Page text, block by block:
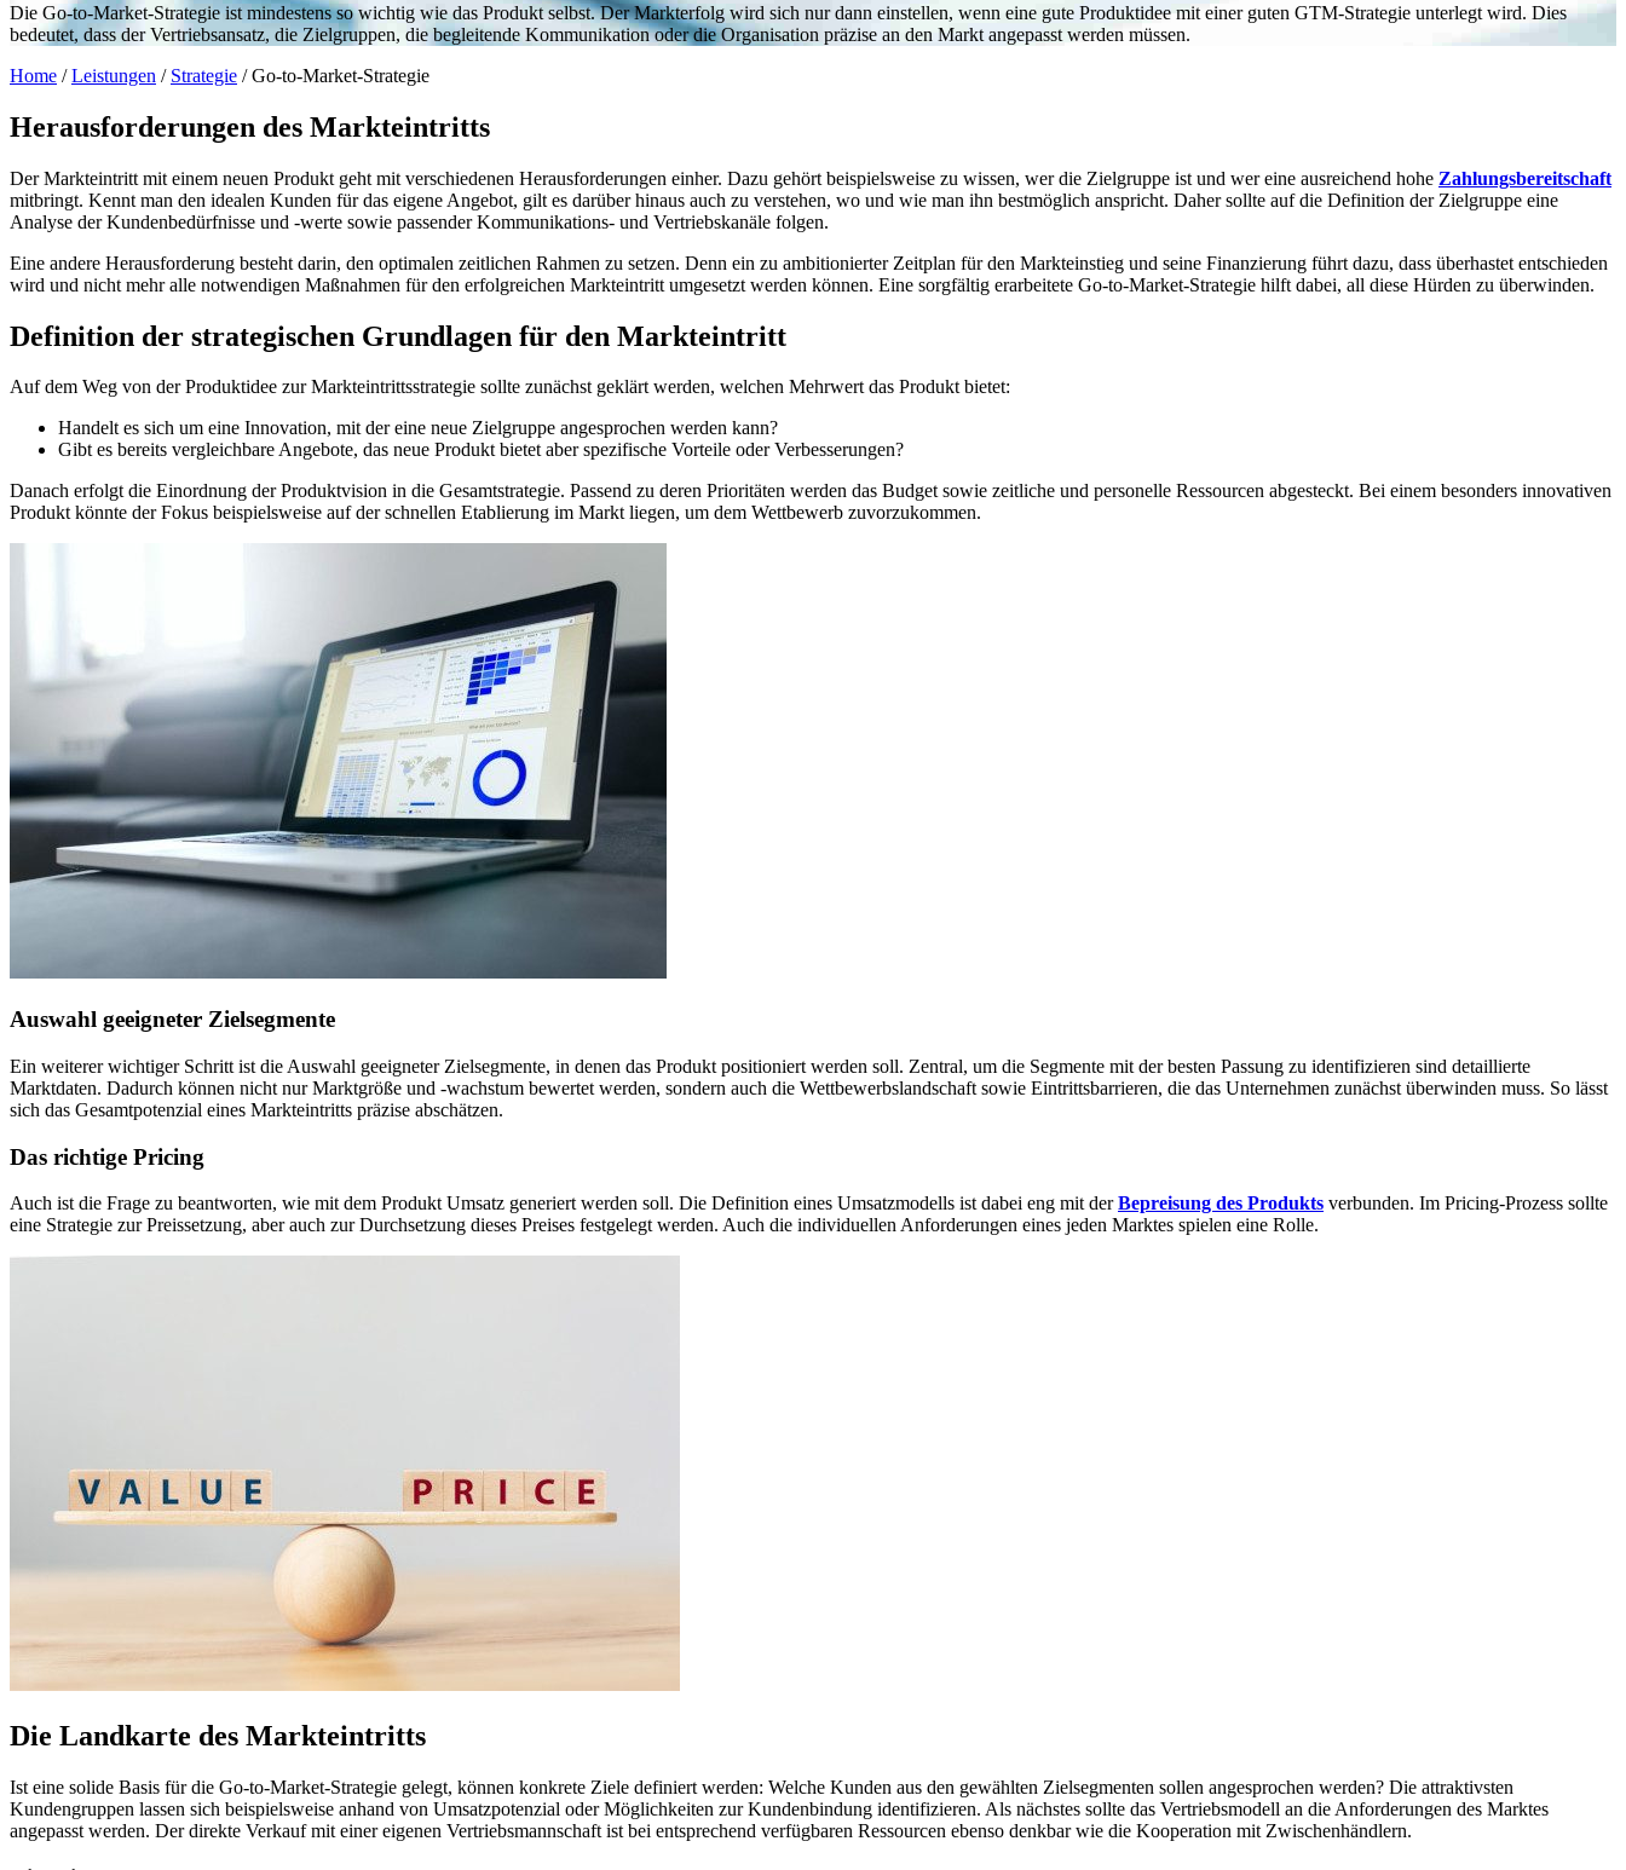
Die Go-to-Market-Strategie ist mindestens so wichtig wie das Produkt selbst. Der Markterfolg wird sich nur dann einstellen, wenn eine gute Produktidee mit einer guten GTM-Strategie unterlegt wird. Dies
bedeutet, dass der Vertriebsansatz, die Zielgruppen, die begleitende Kommunikation oder die Organisation präzise an den Markt angepasst werden müssen.
Home /Leistungen / Strategie /Go-to-Market-Strategie
Herausforderungen des Markteintritts
Der Markteintritt mit einem neuen Produkt geht mit verschiedenen Herausforderungen einher. Dazu gehört beispielsweise zu wissen, wer die Zielgruppe ist und wer eine ausreichend hohe Zahlungsbereitschaft
mitbringt. Kennt man den idealen Kunden für das eigene Angebot, gilt es darüber hinaus auch zu verstehen, wo und wie man ihn bestmöglich anspricht. Daher sollte auf die Definition der Zielgruppe eine
Analyse der Kundenbedürfnisse und -werte sowie passender Kommunikations- und Vertriebskanäle folgen.
Eine andere Herausforderung besteht darin, den optimalen zeitlichen Rahmen zu setzen. Denn ein zu ambitionierter Zeitplan für den Markteinstieg und seine Finanzierung führt dazu, dass überhastet entschieden
wird und nicht mehr alle notwendigen Maßnahmen für den erfolgreichen Markteintritt umgesetzt werden können. Eine sorgfältig erarbeitete Go-to-Market-Strategie hilft dabei, all diese Hürden zu überwinden.
Definition der strategischen Grundlagen für den Markteintritt
Auf dem Weg von der Produktidee zur Markteintrittsstrategie sollte zunächst geklärt werden, welchen Mehrwert das Produkt bietet:
Handelt es sich um eine Innovation, mit der eine neue Zielgruppe angesprochen werden kann?
Gibt es bereits vergleichbare Angebote, das neue Produkt bietet aber spezifische Vorteile oder Verbesserungen?
Danach erfolgt die Einordnung der Produktvision in die Gesamtstrategie. Passend zu deren Prioritäten werden das Budget sowie zeitliche und personelle Ressourcen abgesteckt. Bei einem besonders innovativen
Produkt könnte der Fokus beispielsweise auf der schnellen Etablierung im Markt liegen, um dem Wettbewerb zuvorzukommen.
Auswahl geeigneter Zielsegmente
Ein weiterer wichtiger Schritt ist die Auswahl geeigneter Zielsegmente, in denen das Produkt positioniert werden soll. Zentral, um die Segmente mit der besten Passung zu identifizieren sind detaillierte
Marktdaten. Dadurch können nicht nur Marktgröße und ‑wachstum bewertet werden, sondern auch die Wettbewerbslandschaft sowie Eintrittsbarrieren, die das Unternehmen zunächst überwinden muss. So lässt
sich das Gesamtpotenzial eines Markteintritts präzise abschätzen.
Das richtige Pricing
Auch ist die Frage zu beantworten, wie mit dem Produkt Umsatz generiert werden soll. Die Definition eines Umsatzmodells ist dabei eng mit derBepreisung des Produkts verbunden. Im Pricing-Prozess sollte
eine Strategie zur Preissetzung, aber auch zur Durchsetzung dieses Preises festgelegt werden. Auch die individuellen Anforderungen eines jeden Marktes spielen eine Rolle.
Die Landkarte des Markteintritts
Ist eine solide Basis für die Go-to-Market-Strategie gelegt, können konkrete Ziele definiert werden: Welche Kunden aus den gewählten Zielsegmenten sollen angesprochen werden? Die attraktivsten
Kundengruppen lassen sich beispielsweise anhand von Umsatzpotenzial oder Möglichkeiten zur Kundenbindung identifizieren. Als nächstes sollte das Vertriebsmodell an die Anforderungen des Marktes
angepasst werden. Der direkte Verkauf mit einer eigenen Vertriebsmannschaft ist bei entsprechend verfügbaren Ressourcen ebenso denkbar wie die Kooperation mit Zwischenhändlern.